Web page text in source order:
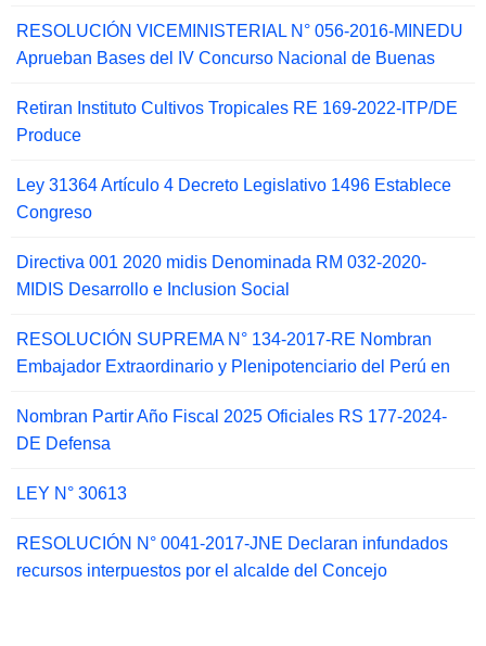
RESOLUCIÓN VICEMINISTERIAL N° 056-2016-MINEDU
Aprueban Bases del IV Concurso Nacional de Buenas
Retiran Instituto Cultivos Tropicales RE 169-2022-ITP/DE
Produce
Ley 31364 Artículo 4 Decreto Legislativo 1496 Establece
Congreso
Directiva 001 2020 midis Denominada RM 032-2020-
MIDIS Desarrollo e Inclusion Social
RESOLUCIÓN SUPREMA N° 134-2017-RE Nombran
Embajador Extraordinario y Plenipotenciario del Perú en
Nombran Partir Año Fiscal 2025 Oficiales RS 177-2024-
DE Defensa
LEY N° 30613
RESOLUCIÓN N° 0041-2017-JNE Declaran infundados
recursos interpuestos por el alcalde del Concejo